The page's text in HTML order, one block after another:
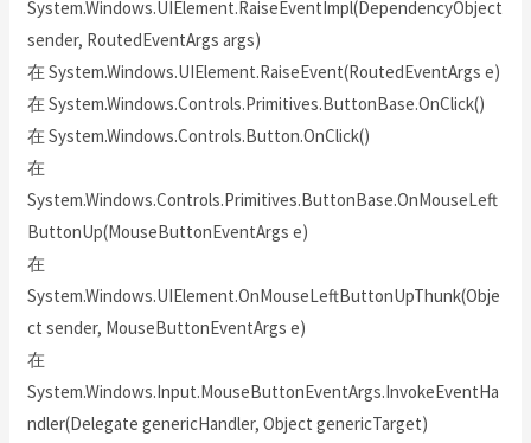
System.Windows.UIElement.RaiseEventImpl(DependencyObject
sender, RoutedEventArgs args)
在 System.Windows.UIElement.RaiseEvent(RoutedEventArgs e)
在 System.Windows.Controls.Primitives.ButtonBase.OnClick()
在 System.Windows.Controls.Button.OnClick()
在
System.Windows.Controls.Primitives.ButtonBase.OnMouseLeft
ButtonUp(MouseButtonEventArgs e)
在
System.Windows.UIElement.OnMouseLeftButtonUpThunk(Obje
ct sender, MouseButtonEventArgs e)
在
System.Windows.Input.MouseButtonEventArgs.InvokeEventHa
ndler(Delegate genericHandler, Object genericTarget)